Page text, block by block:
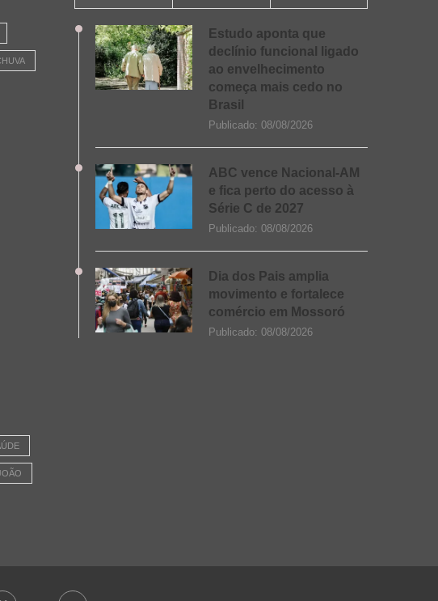
Estudo aponta que
declínio funcional ligado
ao envelhecimento
começa mais cedo no
Brasil
Publicado: 08/08/2026
ABC vence Nacional-AM
e fica perto do acesso à
Série C de 2027
Publicado: 08/08/2026
Dia dos Pais amplia
movimento e fortalece
comércio em Mossoró
Publicado: 08/08/2026